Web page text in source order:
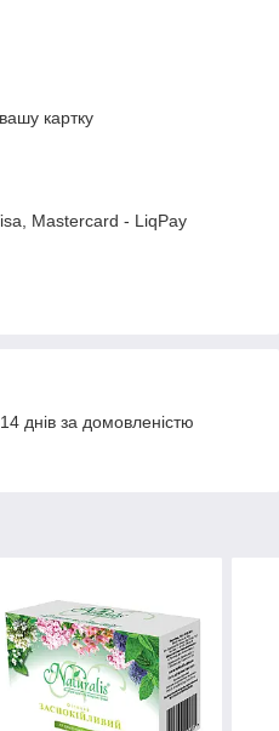
картку
Mastercard - LiqPay
днів за домовленістю